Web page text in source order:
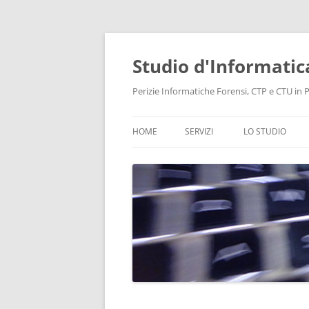
Vai
contenuto
Studio
Perizie Informatiche Forensi, CTP e CTU in
HOME SERVIZI
CONSULENZA INFORMATICA
PROTEZIONE DATI E PRIVACY
RECUPERO DATI
LO STUDIO